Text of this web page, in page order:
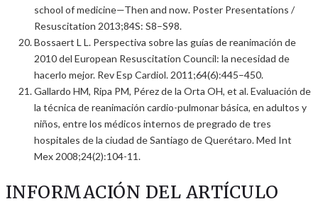
school of medicine—Then and now. Poster Presentations /
Resuscitation 2013;84S: S8–S98.
Bossaert L L. Perspectiva sobre las guías de reanimación de
2010 del European Resuscitation Council: la necesidad de
hacerlo mejor. Rev Esp Cardiol. 2011;64(6):445–450.
Gallardo HM, Ripa PM, Pérez de la Orta OH, et al. Evaluación de
la técnica de reanimación cardio-pulmonar básica, en adultos y
niños, entre los médicos internos de pregrado de tres
hospitales de la ciudad de Santiago de Querétaro. Med Int
Mex 2008;24(2):104-11.
INFORMACIÓN DEL ARTÍCULO